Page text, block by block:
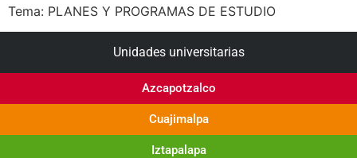
Tema: PLANES Y PROGRAMAS DE ESTUDIO
Unidades universitarias
Azcapotzalco
Cuajimalpa
Iztapalapa